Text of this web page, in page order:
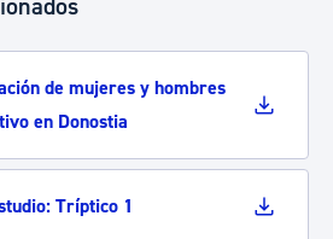
de mujeres y hombres
en Donostia
Tríptico 1